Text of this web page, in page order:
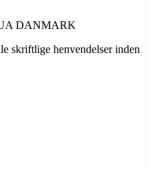
DANMARK
skriftlige henvendelser inden